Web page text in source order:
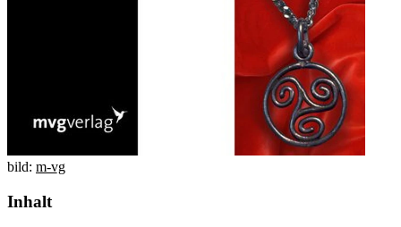
bild: m-vg
Inhalt